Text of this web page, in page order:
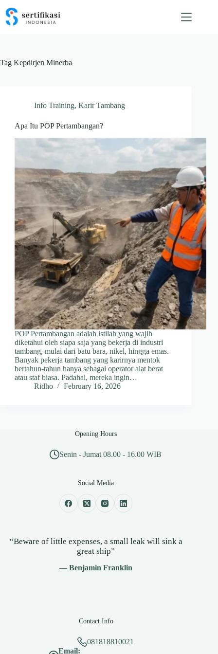
content
Tag Kepdirjen Minerba
Info Training, Karir Tambang
Apa Itu POP Pertambangan?
POP Pertambangan adalah istilah yang wajib
diketahui oleh siapa saja yang bekerja di industri
tambang, mulai dari batu bara, nikel, hingga emas.
Banyak pekerja tambang yang karirnya mentok
bertahun-tahun hanya sebagai operator alat berat
atau staf biasa. Padahal, mereka ingin…
Ridho
February 16, 2026
Opening Hours
Senin - Jumat 08.00 - 16.00 WIB
Social Media
“Beware of little expenses, a small leak will sink a
great ship”
— Benjamin Franklin
Contact Info
081818810021
Email: